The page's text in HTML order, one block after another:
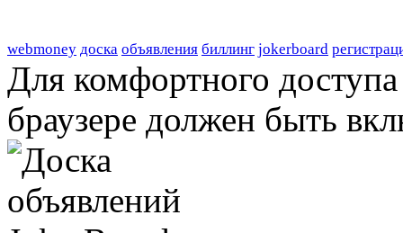
webmoney доска объявления биллинг jokerboard
Для комфортного
браузере должен быть